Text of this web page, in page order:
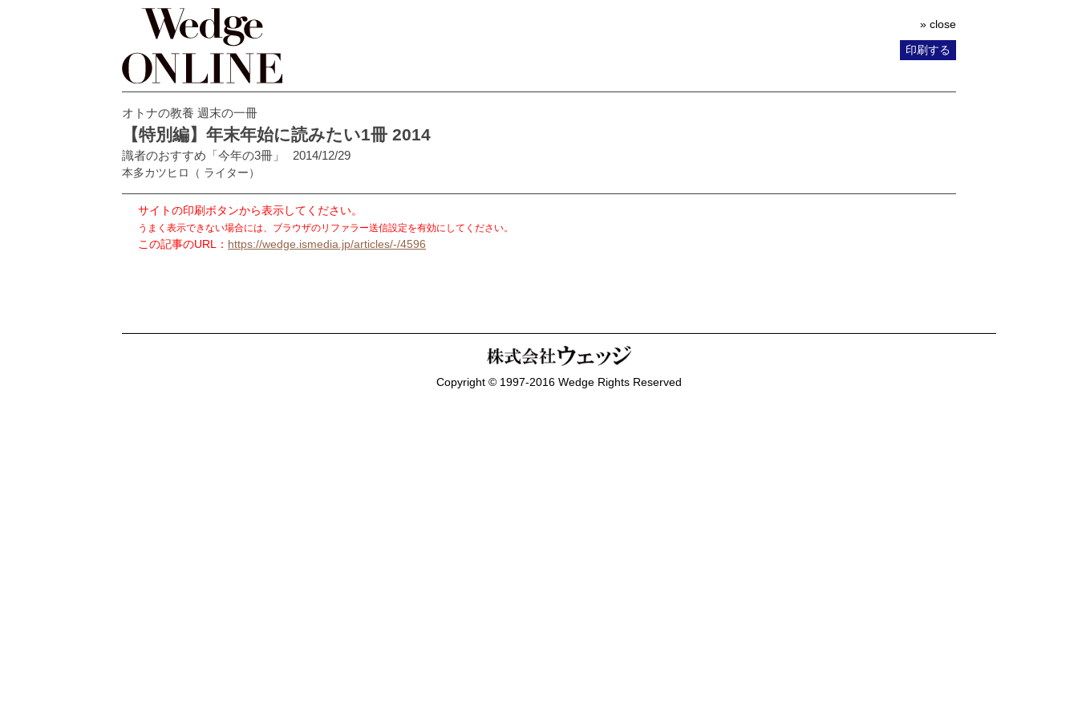
» close
印刷する
オトナの教養 週末の一冊
【特別編】年末年始に読みたい1冊 2014
識者のおすすめ「今年の3冊」 2014/12/29
本多カツヒロ （ ライター）
サイトの印刷ボタンから表示してください。
うまく表示できない場合には、ブラウザのリファラー送信設定を有効にしてください。
この記事のURL： https://wedge.ismedia.jp/articles/-/4596
Copyright © 1997-2016 Wedge Rights Reserved